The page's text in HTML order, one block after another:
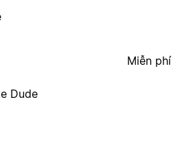
Dude
Miễn phí